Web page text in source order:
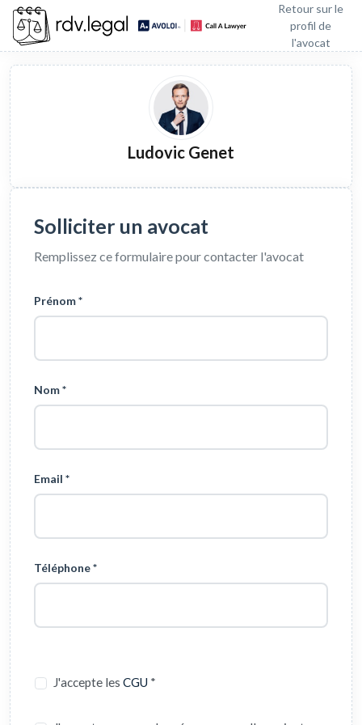
Retour sur le
profil de
l'avocat
Solliciter un avocat
Remplissez ce formulaire pour contacter l'avocat
Prénom *
Nom *
Email *
Téléphone *
J'accepte les CGU *
Ludovic Genet